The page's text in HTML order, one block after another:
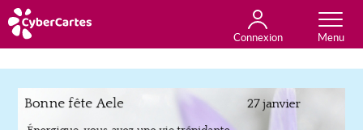
Connexion
Anniversaire
Fête du jour
Amour
Amitié
Merci
Toutes les cartes